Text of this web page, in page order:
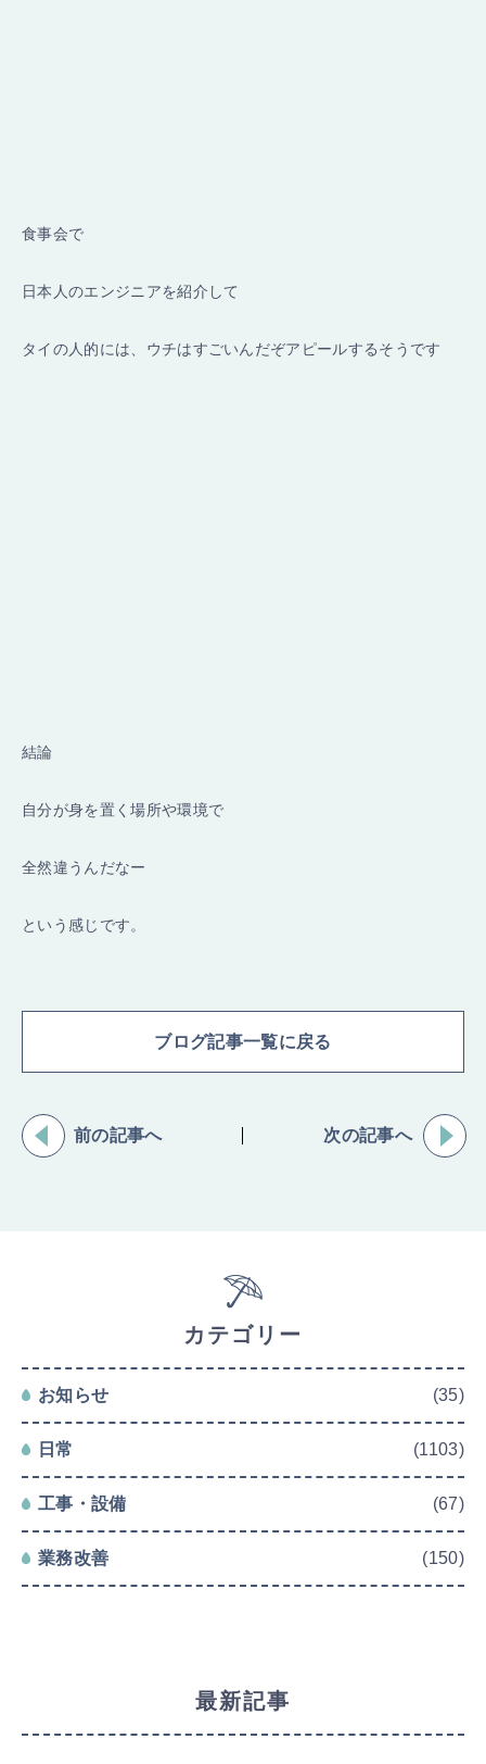
食事会で
日本人のエンジニアを紹介して
タイの人的には、ウチはすごいんだぞアピールするそうです
結論
自分が身を置く場所や環境で
全然違うんだなー
という感じです。
ブログ記事一覧に戻る
前の記事へ 次の記事へ
カテゴリー
お知らせ (35)
日常 (1103)
工事・設備 (67)
業務改善 (150)
最新記事